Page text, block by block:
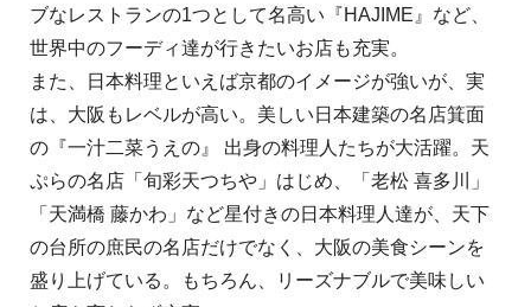
ブなレストランの1つとして名高い『HAJIME』など、
世界中のフーディ達が行きたいお店も充実。
また、日本料理といえば京都のイメージが強いが、実
は、大阪もレベルが高い。美しい日本建築の名店箕面
の『一汁二菜うえの』 出身の料理人たちが大活躍。天
ぷらの名店「旬彩天つちや」はじめ、「老松 喜多川」
「天満橋 藤かわ」など星付きの日本料理人達が、天下
の台所の庶民の名店だけでなく、大阪の美食シーンを
盛り上げている。もちろん、リーズナブルで美味しい